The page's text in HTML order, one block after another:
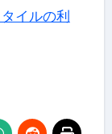
イルの利